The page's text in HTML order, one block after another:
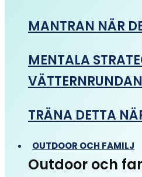
MANTRAN NÄR
MENTALA
VÄTTERNRUNDAN
TRÄNA DETTA
OUTDOOR OCH FAMILJ
Outdoor och